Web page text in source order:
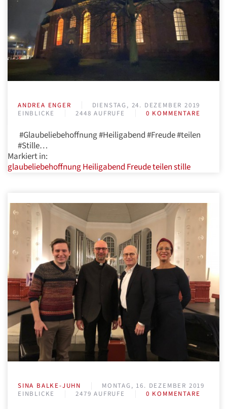
ANDREA ENGER
DIENSTAG, 24. DEZEMBER 2019
EINBLICKE
2448 AUFRUFE 0 KOMMENTARE
#Glaubeliebehoffnung #Heiligabend #Freude #teilen
#Stille…
Markiert in:
glaubeliebehoffnungHeiligabend Freudeteilenstille
SINA BALKE-JUHN
MONTAG, 16. DEZEMBER 2019
EINBLICKE
2479 AUFRUFE 0 KOMMENTARE